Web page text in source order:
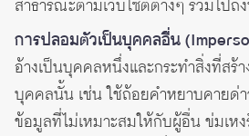
สาธารณะตามเว็บไซต์ต่างๆ รวมไป
การปลอมตัวเป็นบุคคลอื่น
อ้างเป็นบุคคลหนึ่งและกระทำสิ่งที่สร้
บุคคลนั้น เช่น ใช้ถ้อยคำหยาบคายด่
ข้อมูลที่ไม่เหมาะสมให้กับผู้อื่น ข่มเห